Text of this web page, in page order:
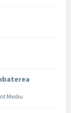
Mediu